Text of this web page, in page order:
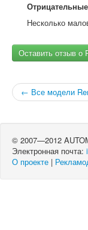
Несколько
Оставить отзыв о
← Все модели
© 2007—2012
Электронная почта:
О проекте |